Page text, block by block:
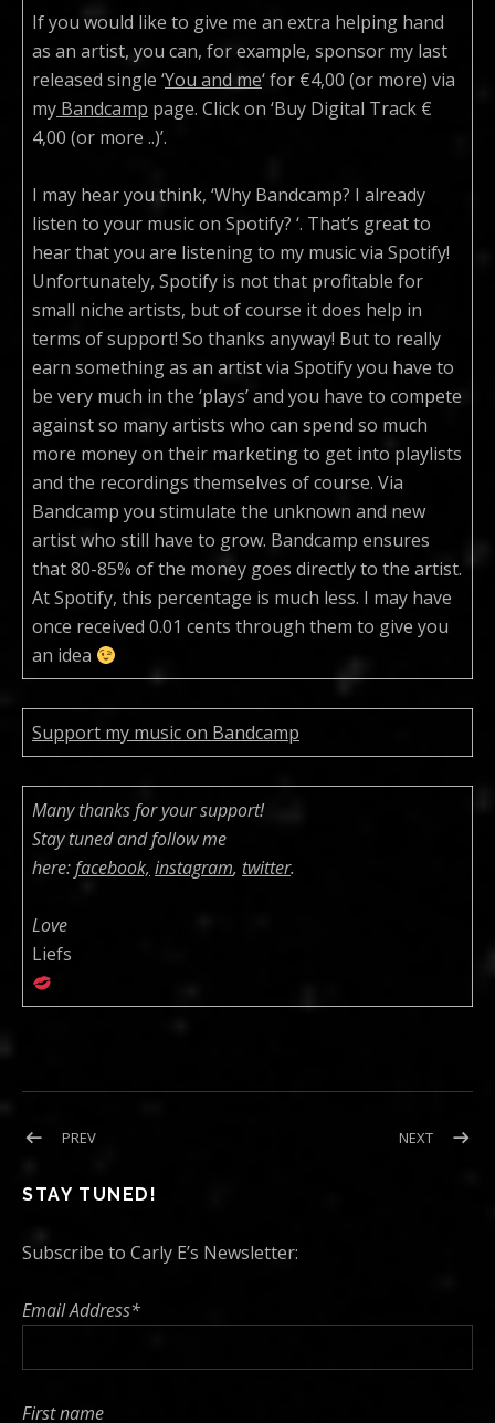
If you would like to give me an extra helping hand
as an artist, you can, for example, sponsor my last
released single ‘You and me‘ for €4,00 (or more) via
my Bandcamp page. Click on ‘Buy Digital Track €
4,00 (or more ..)’.
I may hear you think, ‘Why Bandcamp? I already
listen to your music on Spotify? ‘. That’s great to
hear that you are listening to my music via Spotify!
Unfortunately, Spotify is not that profitable for
small niche artists, but of course it does help in
terms of support! So thanks anyway! But to really
earn something as an artist via Spotify you have to
be very much in the ‘plays’ and you have to compete
against so many artists who can spend so much
more money on their marketing to get into playlists
and the recordings themselves of course. Via
Bandcamp you stimulate the unknown and new
artist who still have to grow. Bandcamp ensures
that 80-85% of the money goes directly to the artist.
At Spotify, this percentage is much less. I may have
once received 0.01 cents through them to give you
an idea
Support my music on Bandcamp
Many thanks for your support!
Stay tuned and follow me
here:facebook, instagram, twitter.
Love
Liefs
Post navigation
PREVPOST: NEW MUSIC, SHOWS AND MORE… NEXTPOST:
STAY TUNED!
Subscribe to Carly E’s Newsletter:
Email Address*
First name